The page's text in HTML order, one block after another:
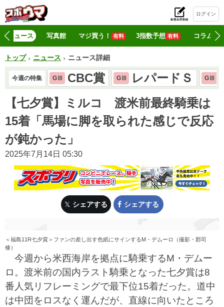
ログイン
ニュース 写真館 マジ買う！ 有料 3指数予想 有料 コラム
トップ ニュース ニュース詳細
今週の特集 GⅢ CBC賞 GⅢ レパードＳ GⅢ
【七夕賞】ミルコ 渡米前最終騎乗は
15着「馬場に脚を取られた感じで反応
が鈍かった」
2025年7月14日 05:30
シェアする シェアする
＜福島11R七夕賞＞ファンの差し出す色紙にサインするM・デムーロ（撮影・郡司
修）
今週から米西海岸を拠点に騎乗するM・デムー
ロ。渡米前の国内ラスト騎乗となった七夕賞は8
番人気リフレーミングで最下位15着だった。道中
は中団をロスなく運んだが、直線に向いたところ